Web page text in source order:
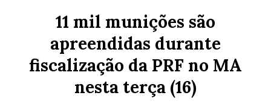
11 mil munições são
apreendidas durante
fiscalização da PRF no MA
nesta terça (16)